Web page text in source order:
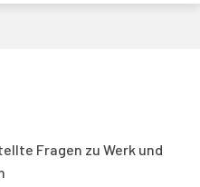
Fragen zu Werk und